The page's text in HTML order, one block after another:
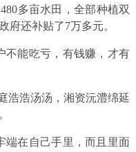
多亩水田，全部种植双
府还补贴了7万多元。
不能吃亏，有钱赚，才有
浩浩汤汤，湘资沅澧绵延
端在自己手里，而且里面